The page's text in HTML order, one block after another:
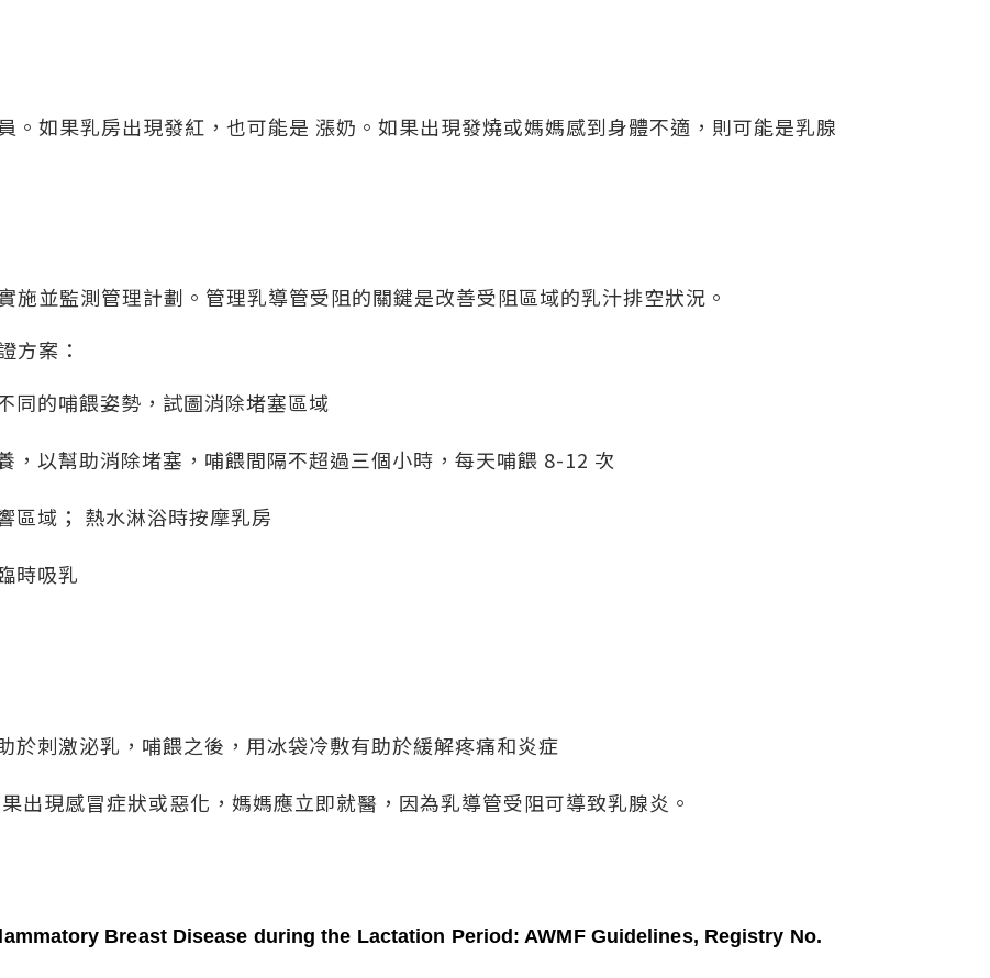
。如果乳房出現發紅，也可能是 漲奶。如果出現發燒或媽媽感到身體不適，則可能是乳腺
施並監測管理計劃。管理乳導管受阻的關鍵是改善受阻區域的乳汁排空狀況。
方案：
同的哺餵姿勢，試圖消除堵塞區域
，以幫助消除堵塞，哺餵間隔不超過三個小時，每天哺餵 8-12 次
區域； 熱水淋浴時按摩乳房
時吸乳
於刺激泌乳，哺餵之後，用冰袋冷敷有助於緩解疼痛和炎症
出現感冒症狀或惡化，媽媽應立即就醫，因為乳導管受阻可導致乳腺炎。
Breast Disease during the Lactation Period: AWMF Guidelines, Registry No.